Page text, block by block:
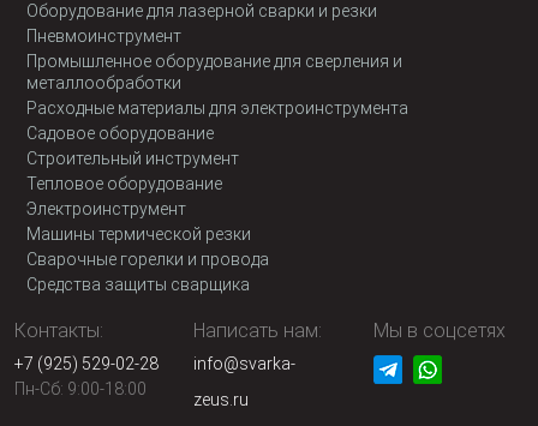
Оборудование для лазерной сварки и резки
Пневмоинструмент
Промышленное оборудование для сверления и
металлообработки
Расходные материалы для электроинструмента
Садовое оборудование
Строительный инструмент
Тепловое оборудование
Электроинструмент
Машины термической резки
Сварочные горелки и провода
Средства защиты сварщика
Контакты:
+7 (925) 529-02-28
Пн-Сб: 9:00-18:00
Написать нам:
info@svarka-
zeus.ru
Мы в соцсетях